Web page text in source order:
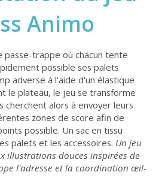
Animo
passe-trappe où chacun tente
possible ses palets
adverse à l'aide d'un élastique
le plateau, le jeu se transforme
cherchent alors à envoyer leurs
zones de score afin de
possible. Un sac en tissu
palets et les accessoires. Un jeu
illustrations douces inspirées de
l'adresse et la coordination œil-